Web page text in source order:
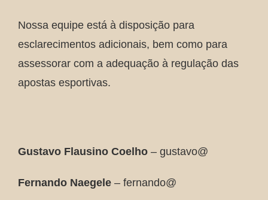
Nossa equipe está à disposição para
esclarecimentos adicionais, bem como para
assessorar com a adequação à regulação das
apostas esportivas.
Gustavo Flausino Coelho – gustavo@
Fernando Naegele – fernando@